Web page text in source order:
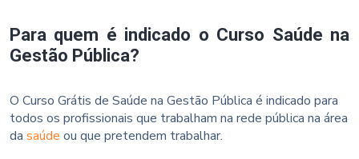
Para quem é indicado o Curso Saúde na
Gestão Pública?
O Curso Grátis de Saúde na Gestão Pública é indicado para
todos os profissionais que trabalham na rede pública na área
da saúde ou que pretendem trabalhar.